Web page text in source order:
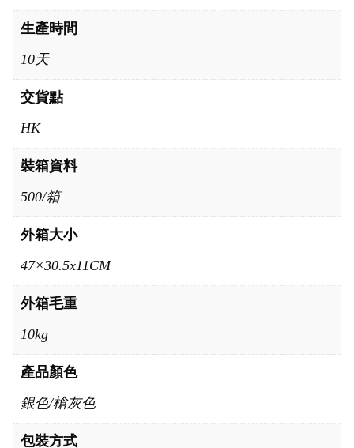
生產時間
10天
交貨點
HK
裝箱資料
500/箱
外箱大小
47×30.5x11CM
外箱毛重
10kg
產品顏色
銀色/槍灰色
包裝方式